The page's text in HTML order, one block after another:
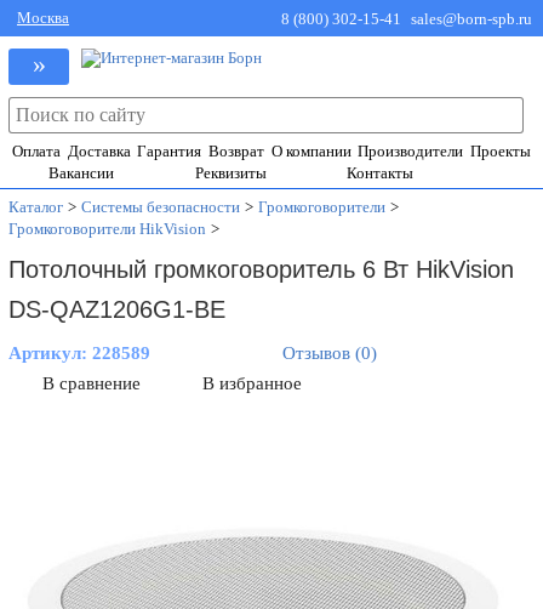
Москва 8 (800) 302-15-41 sales@born-spb.ru
»
Оплата Доставка Гарантия Возврат О компании Производители Проекты
Вакансии
Реквизиты
Контакты
Каталог > Системы безопасности > Громкоговорители >
Громкоговорители HikVision >
Потолочный громкоговоритель 6 Вт HikVision
DS-QAZ1206G1-BE
Артикул:228589
Отзывов (0)
В сравнение
В избранное